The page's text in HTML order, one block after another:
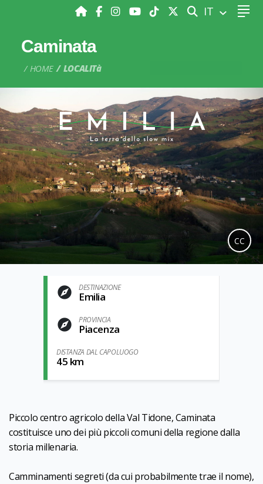
CERCA
IT
Caminata
HOME LOCALITà
CC
DESTINAZIONE
Emilia
PROVINCIA
Piacenza
DISTANZA DAL CAPOLUOGO
45 km
Piccolo centro agricolo della Val Tidone, Caminata
costituisce uno dei più piccoli comuni della regione dalla
storia millenaria.
Camminamenti segreti (da cui probabilmente trae il nome),